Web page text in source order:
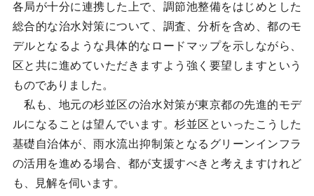
各局が十分に連携した上で、調節池整備をはじめとした
総合的な治水対策について、調査、分析を含め、都のモ
デルとなるような具体的なロードマップを示しながら、
区と共に進めていただきますよう強く要望しますという
ものでありました。
私も、地元の杉並区の治水対策が東京都の先進的モデ
ルになることは望んでいます。杉並区といったこうした
基礎自治体が、雨水流出抑制策となるグリーンインフラ
の活用を進める場合、都が支援すべきと考えますけれど
も、見解を伺います。